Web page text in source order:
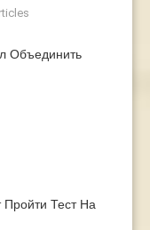
Объединить
Тест На